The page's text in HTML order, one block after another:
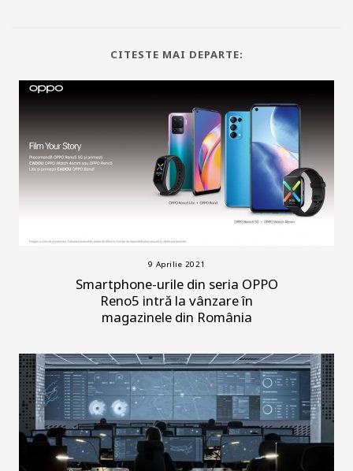
CITESTE MAI DEPARTE:
9 Aprilie 2021
Smartphone-urile din seria OPPO
Reno5 intră la vânzare în
magazinele din România